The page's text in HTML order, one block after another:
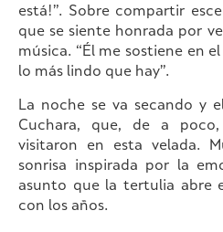
está!”. Sobre compartir
que se siente honrada por
música. “Él me sostiene en
lo más lindo que hay”.
La noche se va secando y
Cuchara, que, de a
visitaron en esta velada.
sonrisa inspirada por la
asunto que la tertulia abre
con los años.